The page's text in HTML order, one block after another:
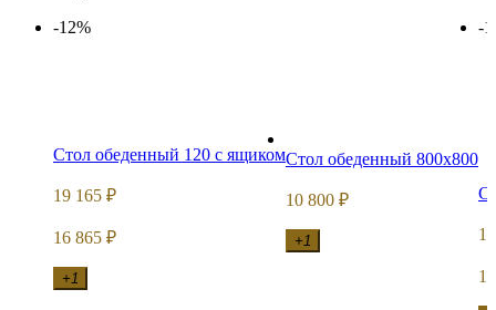
-12%
Стол обеденный 120 с ящиком
19 165 ₽
16 865 ₽
+1
Стол обеденный 800x800
10 800 ₽
+1
-